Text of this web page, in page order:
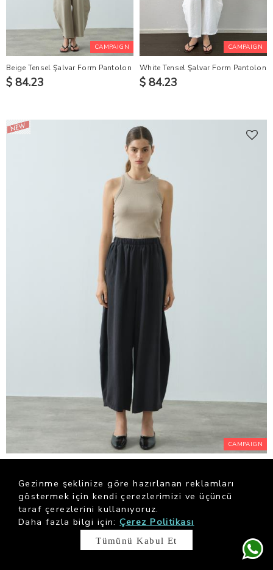
CAMPAIGN
Beige Tensel Şalvar Form Pantolon
$ 84.23
CAMPAIGN
White Tensel Şalvar Form Pantolon
$ 84.23
CAMPAIGN
$ 84.23
Gezinme şeklinize göre hazırlanan reklamları
göstermek için kendi çerezlerimizi ve üçüncü
taraf çerezlerini kullanıyoruz.
Daha fazla bilgi için: Çerez Politikası
Tümünü Kabul Et